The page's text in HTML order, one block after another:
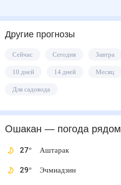
Другие прогнозы
Сейчас Сегодня Завтра
10 дней 14 дней Месяц
Для садовода
Ошакан — погода рядом
27° Аштарак
29° Эчмиадзин